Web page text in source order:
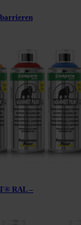
RAL –